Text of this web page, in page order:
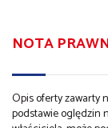
NOTA
Opis oferty zawarty
podstawie oględzin